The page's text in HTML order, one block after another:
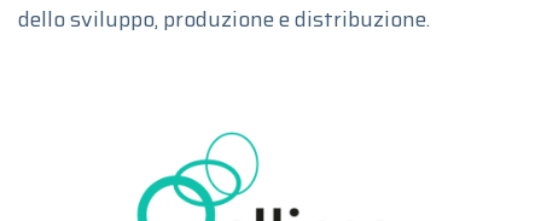
dello sviluppo, produzione e distribuzione.